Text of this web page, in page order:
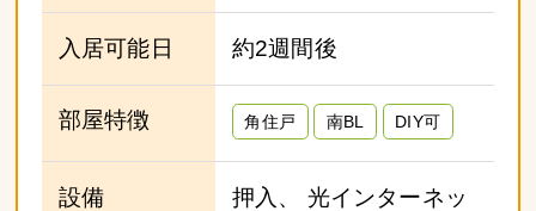
入居可能日 約2週間後
部屋特徴 角住戸 南BL DIY可
設備
押入、 光インターネッ